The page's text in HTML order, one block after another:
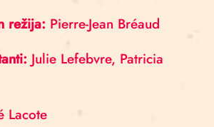
režija: Pierre-Jean Bréaud
Julie Lefebvre, Patricia
Lacote